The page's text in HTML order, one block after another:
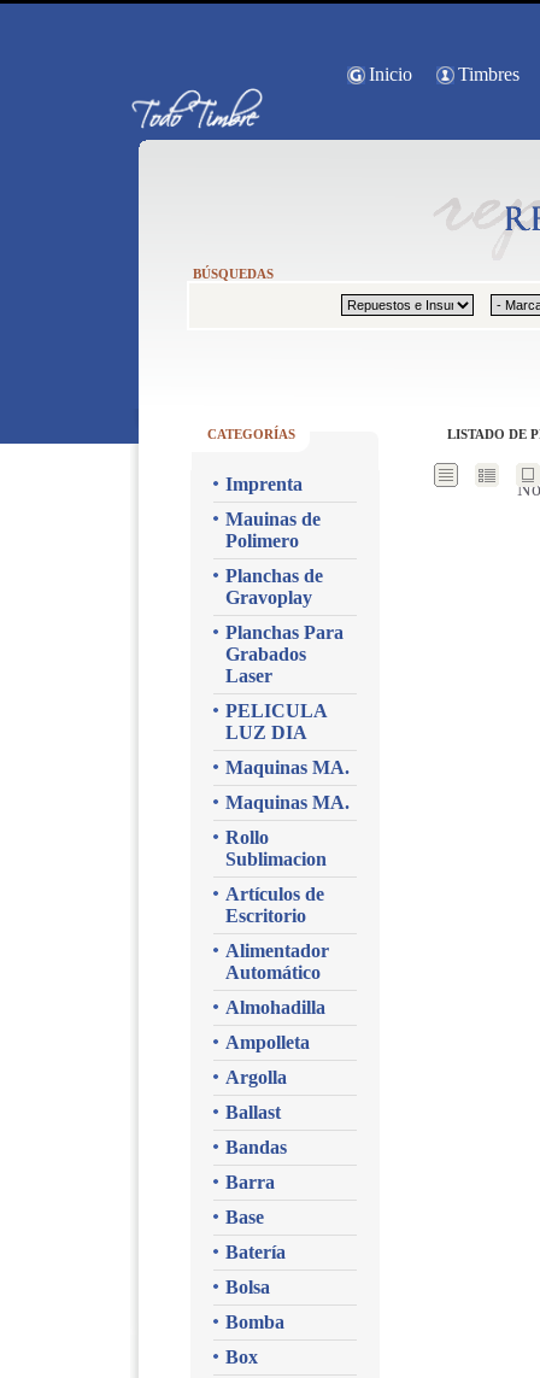
Inicio Timbres
BÚSQUEDAS
CATEGORÍAS
Imprenta
Mauinas de
Polimero
Planchas de
Gravoplay
Planchas Para
Grabados
Laser
PELICULA
LUZ DIA
Maquinas MA.
Maquinas MA.
Rollo
Sublimacion
Artículos de
Escritorio
Alimentador
Automático
Almohadilla
Ampolleta
Argolla
Ballast
Bandas
Barra
Base
Batería
Bolsa
Bomba
Box
LISTADO DE